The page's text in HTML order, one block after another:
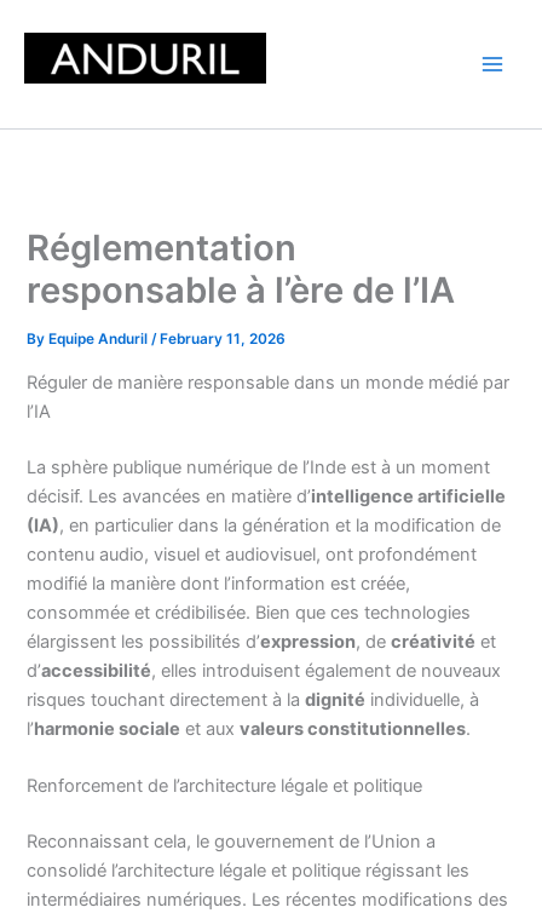
content
Réglementation
responsable à l’ère de l’IA
By Equipe Anduril/ February 11, 2026
Réguler de manière responsable dans un monde médié par
l’IA
La sphère publique numérique de l’Inde est à un moment
décisif. Les avancées en matière d’intelligence artificielle
(IA), en particulier dans la génération et la modification de
contenu audio, visuel et audiovisuel, ont profondément
modifié la manière dont l’information est créée,
consommée et crédibilisée. Bien que ces technologies
élargissent les possibilités d’expression, decréativité et
d’accessibilité, elles introduisent également de nouveaux
risques touchant directement à ladignité individuelle, à
l’harmonie sociale et auxvaleurs constitutionnelles.
Renforcement de l’architecture légale et politique
Reconnaissant cela, le gouvernement de l’Union a
consolidé l’architecture légale et politique régissant les
intermédiaires numériques. Les récentes modifications des